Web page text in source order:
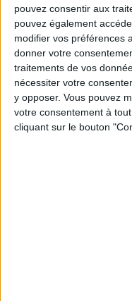
pouvez consentir aux
pouvez également
modifier vos préférences
donner votre
traitements de vos
nécessiter votre
y opposer. Vous pouvez
votre consentement à
cliquant sur le bouton
Peut-on
Consultation